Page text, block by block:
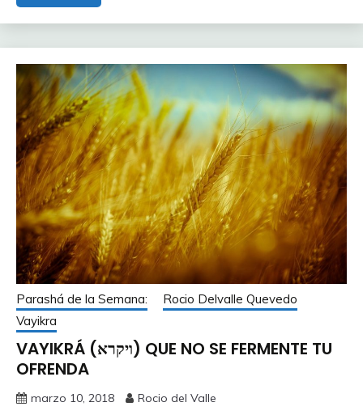
Parashá de la Semana:
Rocio Delvalle Quevedo
Vayikra
VAYIKRÁ (ויקרא) QUE NO SE FERMENTE TU
OFRENDA
marzo 10, 2018 Rocio del Valle